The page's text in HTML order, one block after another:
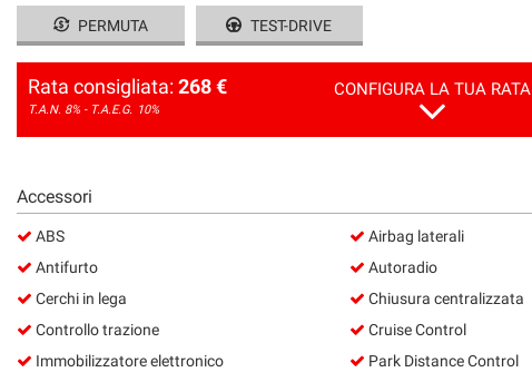
PERMUTA TEST-DRIVE
Rata consigliata:268 €
T.A.N. 8% - T.A.E.G. 10%
CONFIGURA LA TUA RATA
Accessori
ABS
Antifurto
Cerchi in lega
Controllo trazione
Immobilizzatore elettronico
Airbag laterali
Autoradio
Chiusura centralizzata
Cruise Control
Park Distance Control